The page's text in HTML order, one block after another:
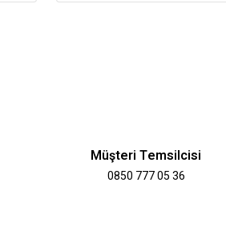
Müşteri Temsilcisi
0850 777 05 36